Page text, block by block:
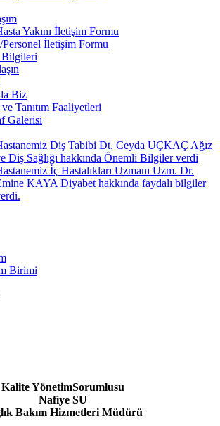
Yakını İletişim Formu
Personel İletişim Formu
Bilgileri
Biz
Tanıtım Faaliyetleri
Galerisi
Diş Tabibi Dt. Ceyda UÇKAÇ Ağız
Diş Sağlığı hakkında Önemli Bilgiler verdi
İç Hastalıkları Uzmanı Uzm. Dr.
KAYA Diyabet hakkında faydalı bilgiler
Birimi
Kalite YönetimSorumlusu
Nafiye SU
Bakım Hizmetleri Müdürü